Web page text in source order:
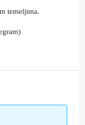
temeljima.